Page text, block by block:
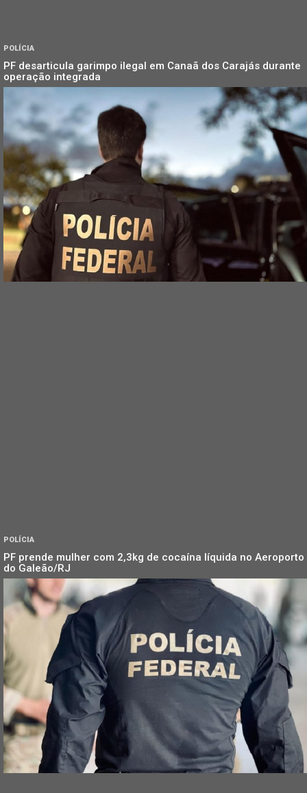
POLÍCIA
PF desarticula garimpo ilegal em Canaã dos Carajás durante
operação integrada
POLÍCIA
PF prende mulher com 2,3kg de cocaína líquida no Aeroporto
do Galeão/RJ